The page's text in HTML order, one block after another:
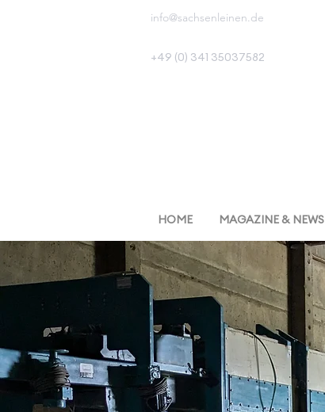
info@sachsenleinen.de
+49 (0) 341 35037582
HOME MAGAZINE & NEWS